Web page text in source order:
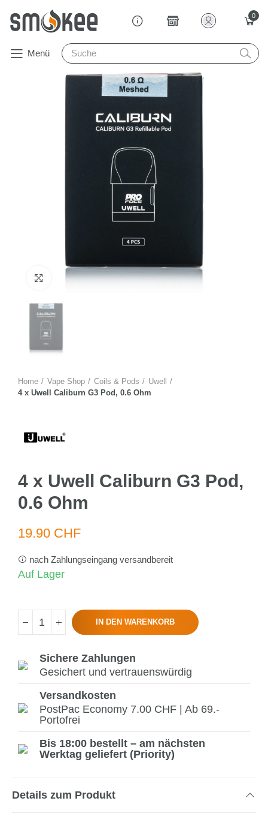
0
Menü
Zum Vergrössern anklicken
Home Vape Shop Coils & Pods
Uwell
4 x Uwell Caliburn G3 Pod, 0.6 Ohm
4 x Uwell Caliburn G3 Pod,
0.6 Ohm
19.90 CHF
nach Zahlungseingang versandbereit
Auf Lager
IN DEN WARENKORB
Sichere Zahlungen
Gesichert und vertrauenswürdig
Versandkosten
PostPac Economy 7.00 CHF | Ab 69.-
Portofrei
Bis 18:00 bestellt – am nächsten
Werktag geliefert (Priority)
Details zum Produkt